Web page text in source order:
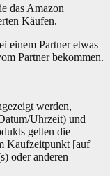
das Amazon
Käufen.
einem Partner etwas
Partner bekommen.
werden,
Uhrzeit) und
gelten die
Kaufzeitpunkt [auf
oder anderen